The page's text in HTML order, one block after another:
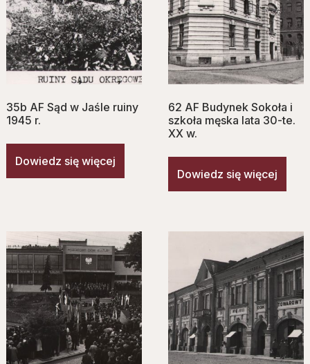
35b AF Sąd w Jaśle ruiny
1945 r.
Dowiedz się więcej
62 AF Budynek Sokoła i
szkoła męska lata 30-te.
XX w.
Dowiedz się więcej